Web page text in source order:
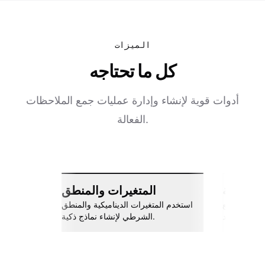
الميزات
كل ما تحتاجه
أدوات قوية لإنشاء وإدارة عمليات جمع الملاحظات
الفعالة.
المتغيرات والمنطق
استخدم المتغيرات الديناميكية والمنطق
الشرطي لإنشاء نماذج ذكية.